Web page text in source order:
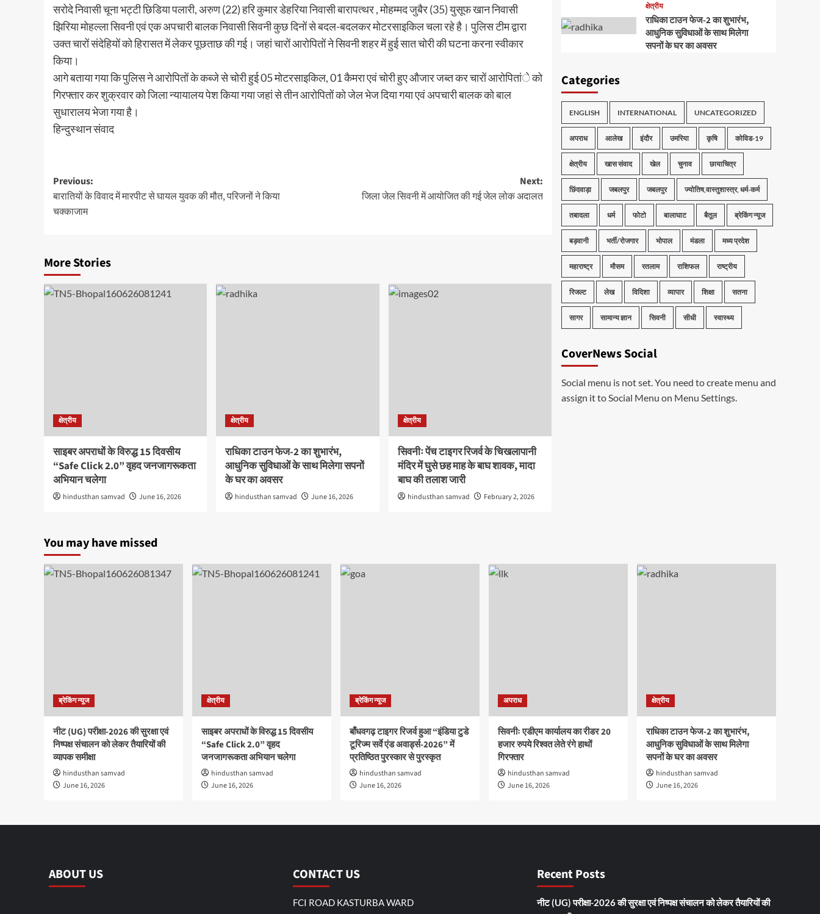
सरोदे निवासी चूना भट्टी छिडिया पलारी, अरुण (22) हरि कुमार डेहरिया निवासी बारापत्थर , मोहम्मद जुबैर (35) युसूफ खान निवासी
झिरिया मोहल्ला सिवनी एवं एक अपचारी बालक निवासी सिवनी कुछ दिनों से बदल-बदलकर मोटरसाइकिल चला रहे है। पुलिस टीम द्वारा
उक्त चारों संदेहियों को हिरासत में लेकर पूछताछ की गई। जहां चारों आरोपितों ने सिवनी शहर में हुई सात चोरी की घटना करना स्वीकार
किया।
आगे बताया गया कि पुलिस ने आरोपितों के कब्जे से चोरी हुई 05 मोटरसाइकिल, 01 कैमरा एवं चोरी हुए औजार जब्त कर चारों आरोपितांे को
गिरफ्तार कर शुक्रवार को जिला न्यायालय पेश किया गया जहां से तीन आरोपितों को जेल भेज दिया गया एवं अपचारी बालक को बाल
सुधारालय भेजा गया है।
हिन्दुस्थान संवाद
Post
navigation
Previous:
बारातियों के विवाद में मारपीट से घायल युवक की मौत, परिजनों ने किया
चक्काजाम
Next:
जिला जेल सिवनी में आयोजित की गई जेल लोक अदालत
More Stories
क्षेत्रीय
साइबर अपराधों के विरुद्ध 15 दिवसीय
“Safe Click 2.0” वृहद जनजागरूकता
अभियान चलेगा
hindusthan samvad June 16, 2026
क्षेत्रीय
राधिका टाउन फेज-2 का शुभारंभ,
आधुनिक सुविधाओं के साथ मिलेगा सपनों
के घर का अवसर
hindusthan samvad June 16, 2026
क्षेत्रीय
सिवनीः पेंच टाइगर रिजर्व के चिखलापानी
मंदिर में घुसे छह माह के बाघ शावक, मादा
बाघ की तलाश जारी
hindusthan samvad February 2, 2026
क्षेत्रीय
राधिका टाउन फेज-2 का शुभारंभ,
आधुनिक सुविधाओं के साथ मिलेगा
सपनों के घर का अवसर
Categories
ENGLISH INTERNATIONAL UNCATEGORIZED
अपराध आलेख इंदौर उमरिया कृषि कोविड-19
क्षेत्रीय खास संवाद खेल चुनाव छायाचित्र
छिंदवाड़ा जबलपुर जबलपुर ज्योतिष,वास्तुशास्त्र, धर्म-कर्म
तबादला धर्म फोटो बालाघाट बैतूल ब्रेकिंग न्यूज
बड़वानी भर्ती/रोजगार भोपाल मंडला मध्य प्रदेश
महाराष्ट्र मौसम रतलाम राशिफल राष्ट्रीय
रिजल्ट लेख विदिशा व्यापार शिक्षा सतना
सागर सामान्य ज्ञान सिवनी सीधी स्वास्थ्य
CoverNews Social
Social menu is not set. You need to create menu and
assign it to Social Menu on Menu Settings.
You may have missed
ब्रेकिंग न्यूज
नीट (UG) परीक्षा-2026 की सुरक्षा एवं
निष्पक्ष संचालन को लेकर तैयारियों की
व्यापक समीक्षा
hindusthan samvad
June 16, 2026
क्षेत्रीय
साइबर अपराधों के विरुद्ध 15 दिवसीय
“Safe Click 2.0” वृहद
जनजागरूकता अभियान चलेगा
hindusthan samvad
June 16, 2026
ब्रेकिंग न्यूज
बाँधवगढ़ टाइगर रिजर्व हुआ “इंडिया टुडे
टूरिज्म सर्वे एंड अवार्ड्स-2026” में
प्रतिष्ठित पुरस्कार से पुरस्कृत
hindusthan samvad
June 16, 2026
अपराध
सिवनीः एडीएम कार्यालय का रीडर 20
हजार रुपये रिश्वत लेते रंगे हाथों
गिरफ्तार
hindusthan samvad
June 16, 2026
क्षेत्रीय
राधिका टाउन फेज-2 का शुभारंभ,
आधुनिक सुविधाओं के साथ मिलेगा
सपनों के घर का अवसर
hindusthan samvad
June 16, 2026
ABOUT US CONTACT US
FCI ROAD KASTURBA WARD
Recent Posts
नीट (UG) परीक्षा-2026 की सुरक्षा एवं निष्पक्ष संचालन को लेकर तैयारियों की